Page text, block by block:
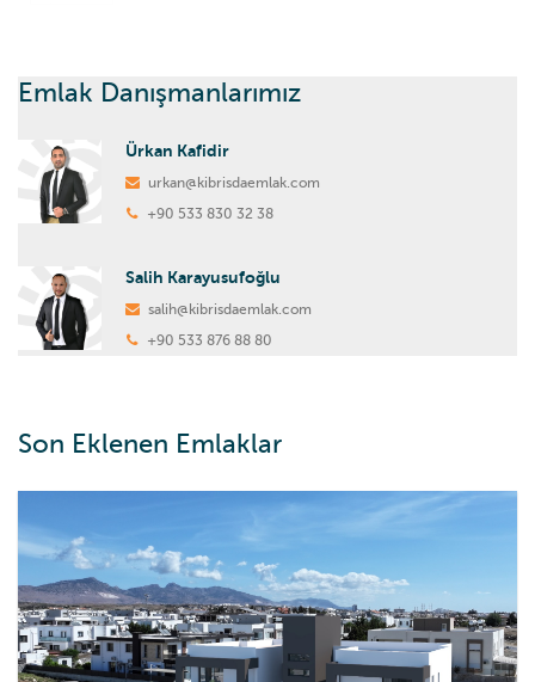
Emlak Danışmanlarımız
Ürkan Kafidir
urkan@kibrisdaemlak.com
+90 533 830 32 38
Salih Karayusufoğlu
salih@kibrisdaemlak.com
+90 533 876 88 80
Son Eklenen Emlaklar